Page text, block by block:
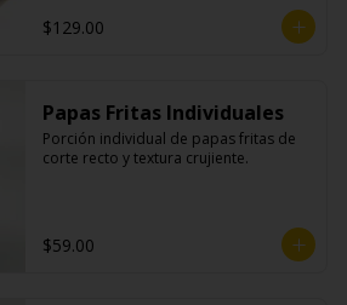
$129.00
Papas Fritas Individuales
Porción individual de papas fritas de
corte recto y textura crujiente.
$59.00